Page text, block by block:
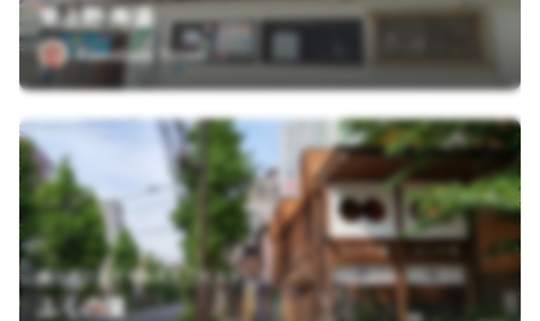
東上野 寿湯
Kawabata Yasuo
東京都文京区千駄木５丁目４１－５
ふくの湯